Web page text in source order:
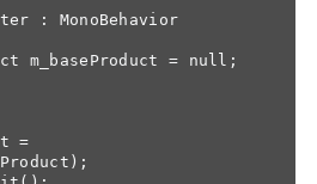
: MonoBehavior